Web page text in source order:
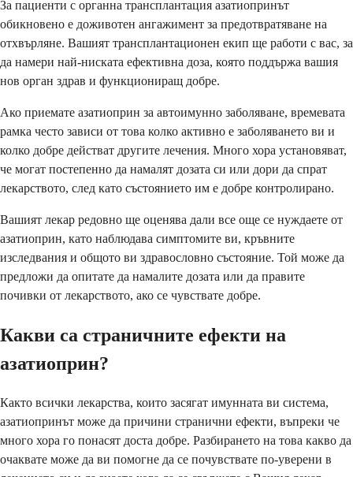
За пациенти с органна трансплантация азатиопринът
обикновено е доживотен ангажимент за предотвратяване на
отхвърляне. Вашият трансплантационен екип ще работи с вас, за
да намери най-ниската ефективна доза, която поддържа вашия
нов орган здрав и функциониращ добре.
Ако приемате азатиоприн за автоимунно заболяване, времевата
рамка често зависи от това колко активно е заболяването ви и
колко добре действат другите лечения. Много хора установяват,
че могат постепенно да намалят дозата си или дори да спрат
лекарството, след като състоянието им е добре контролирано.
Вашият лекар редовно ще оценява дали все още се нуждаете от
азатиоприн, като наблюдава симптомите ви, кръвните
изследвания и общото ви здравословно състояние. Той може да
предложи да опитате да намалите дозата или да правите
почивки от лекарството, ако се чувствате добре.
Какви са страничните ефекти на
азатиоприн?
Както всички лекарства, които засягат имунната ви система,
азатиопринът може да причини странични ефекти, въпреки че
много хора го понасят доста добре. Разбирането на това какво да
очаквате може да ви помогне да се почувствате по-уверени в